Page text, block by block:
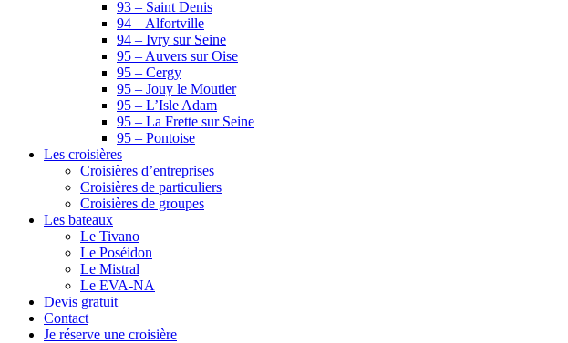
93 – Saint Denis
94 – Alfortville
94 – Ivry sur Seine
95 – Auvers sur Oise
95 – Cergy
95 – Jouy le Moutier
95 – L’Isle Adam
95 – La Frette sur Seine
95 – Pontoise
Les croisières
Croisières d’entreprises
Croisières de particuliers
Croisières de groupes
Les bateaux
Le Tivano
Le Poséidon
Le Mistral
Le EVA-NA
Devis gratuit
Contact
Je réserve une croisière